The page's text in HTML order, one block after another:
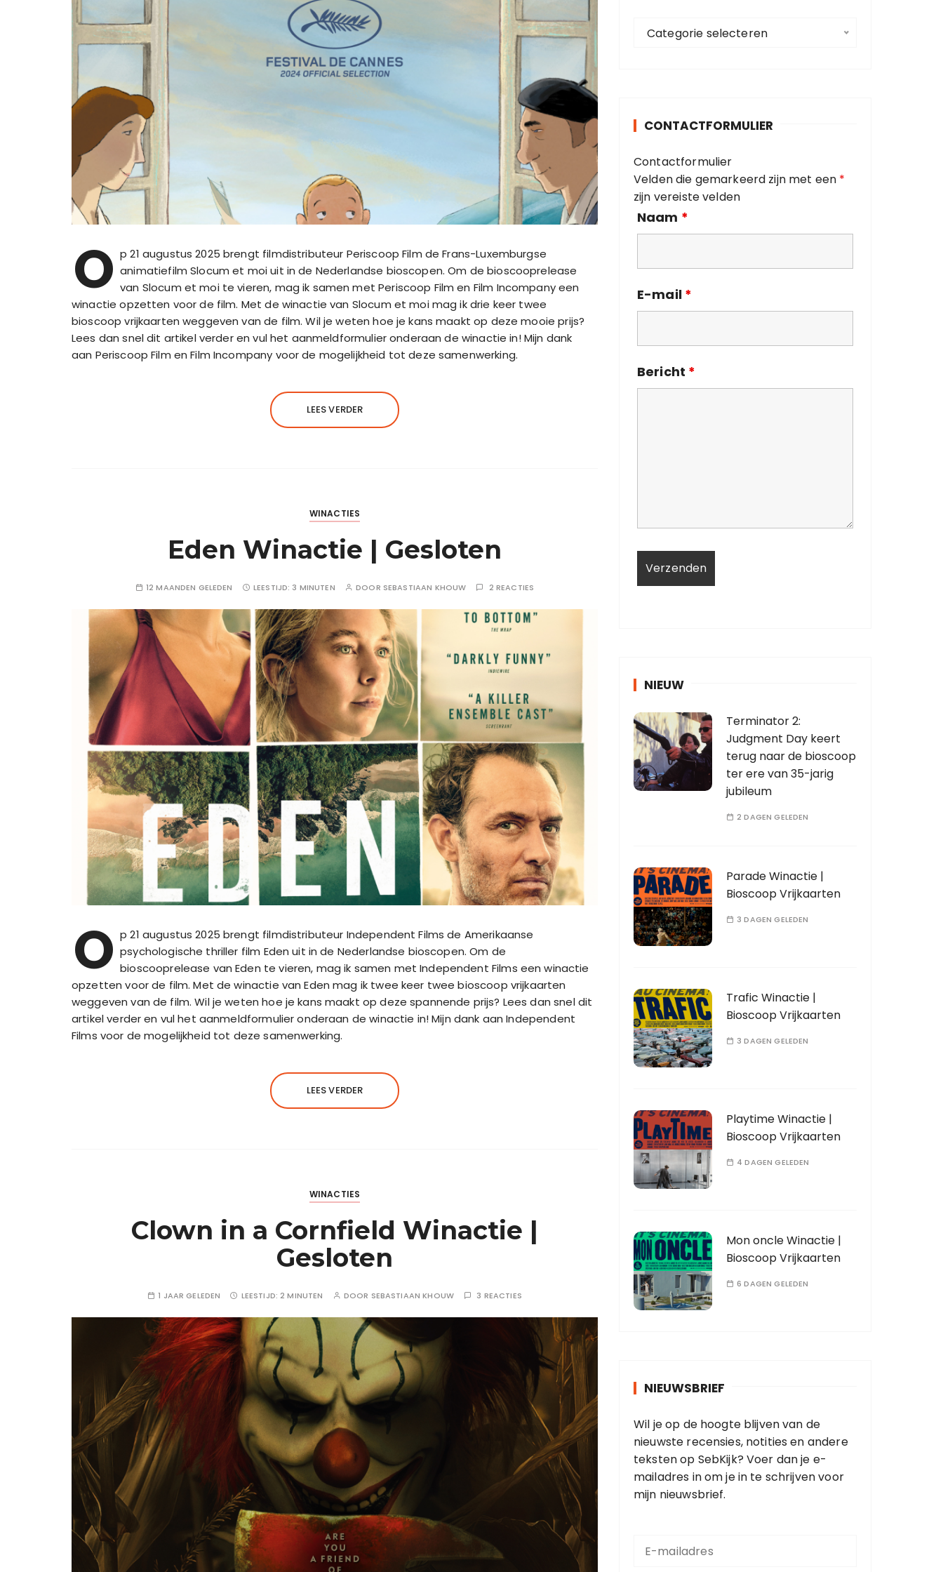
O p 21 augustus 2025 brengt filmdistributeur Periscoop Film de Frans-Luxemburgse
animatiefilm Slocum et moi uit in de Nederlandse bioscopen. Om de bioscooprelease
van Slocum et moi te vieren, mag ik samen met Periscoop Film en Film Incompany een
winactie opzetten voor de film. Met de winactie van Slocum et moi mag ik drie keer twee
bioscoop vrijkaarten weggeven van de film. Wil je weten hoe je kans maakt op deze mooie prijs?
Lees dan snel dit artikel verder en vul het aanmeldformulier onderaan de winactie in! Mijn dank
aan Periscoop Film en Film Incompany voor de mogelijkheid tot deze samenwerking.
LEES VERDER
WINACTIES
Eden Winactie | Gesloten
12 MAANDEN GELEDEN LEESTIJD: 3 MINUTEN DOOR SEBASTIAAN KHOUW 2 REACTIES
O p 21 augustus 2025 brengt filmdistributeur Independent Films de Amerikaanse
psychologische thriller film Eden uit in de Nederlandse bioscopen. Om de
bioscooprelease van Eden te vieren, mag ik samen met Independent Films een winactie
opzetten voor de film. Met de winactie van Eden mag ik twee keer twee bioscoop vrijkaarten
weggeven van de film. Wil je weten hoe je kans maakt op deze spannende prijs? Lees dan snel dit
artikel verder en vul het aanmeldformulier onderaan de winactie in! Mijn dank aan Independent
Films voor de mogelijkheid tot deze samenwerking.
LEES VERDER
WINACTIES
Clown in a Cornfield Winactie |
Gesloten
1 JAAR GELEDEN LEESTIJD:2 MINUTEN DOOR SEBASTIAAN KHOUW 3 REACTIES
r
e
ë
n
Categorie selecteren
CONTACTFORMULIER
Contactformulier
Velden die gemarkeerd zijn met een *
zijn vereiste velden
Naam *
E-mail *
Bericht *
NIEUW
Terminator 2:
Judgment Day keert
terug naar de bioscoop
ter ere van 35-jarig
jubileum
2 DAGEN GELEDEN
Parade Winactie |
Bioscoop Vrijkaarten
3 DAGEN GELEDEN
Trafic Winactie |
Bioscoop Vrijkaarten
3 DAGEN GELEDEN
Playtime Winactie |
Bioscoop Vrijkaarten
4 DAGEN GELEDEN
Mon oncle Winactie |
Bioscoop Vrijkaarten
6 DAGEN GELEDEN
NIEUWSBRIEF
Wil je op de hoogte blijven van de
nieuwste recensies, notities en andere
teksten op SebKijk? Voer dan je e-
mailadres in om je in te schrijven voor
mijn nieuwsbrief.